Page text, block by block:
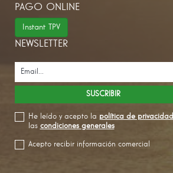
PAGO ONLINE
Instant TPV
NEWSLETTER
He leído y acepto la política de privacidad
las condiciones generales
Acepto recibir información comercial